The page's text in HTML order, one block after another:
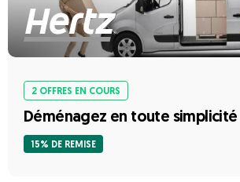
2 OFFRES EN COURS
Déménagez en toute simplicité
15% DE REMISE